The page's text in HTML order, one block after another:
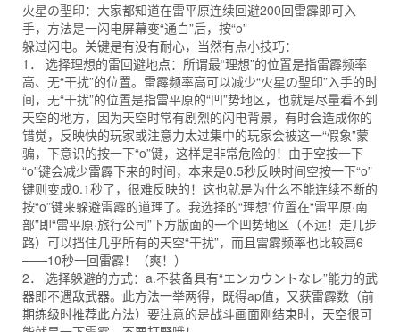
火星の聖印：大家都知道在雷平原连续回避200回雷霹即可入
手，方法是一闪电屏幕变“通白”后，按“o”
躲过闪电。关键是有没有耐心，当然有点小技巧：
1． 选择理想的雷回避地点：所谓最“理想”的位置是指雷霹频率
高、无“干扰”的位置。雷霹频率高可以减少“火星の聖印”入手的时
间，无“干扰”的位置是指雷平原的“凹”势地区，也就是尽量看不到
天空的地方，因为天空时常有剧烈的闪电背景，有时会造成你的
错觉，反映快的玩家或注意力太过集中的玩家会被这一“假象”蒙
骗，下意识的按一下“o”键，这样是非常危险的！由于空按一下
“o”键会减少雷霹下来的时间，本来是0.5秒反映时间空按一下“o”
键则变成0.1秒了，很难反映的！这也就是为什么不能连续不断的
按“o”键来躲避雷霹的道理了。我选择的“理想”位置在“雷平原·南
部”即“雷平原·旅行公司”下方版面的一个凹势地区（不远！走几步
路）可以挡住几乎所有的天空“干扰”，而且雷霹频率也比较高6
——10秒一回雷霹！（爽！）
2． 选择躲避的方式：a.不装备具有“エンカウントなレ”能力的武
器即不遇敌武器。此方法一举两得，既得ap值，又获雷霹数（前
期练级时推荐此方法）要注意的是战斗画面刚结束时，天空很可